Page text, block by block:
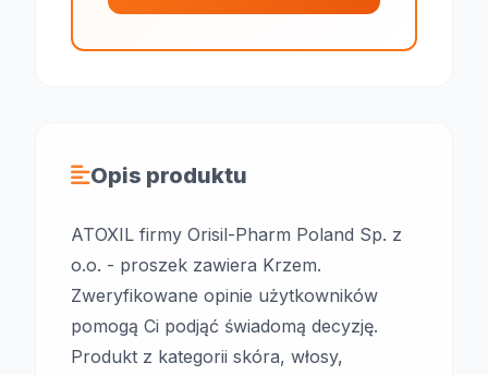
Opis produktu
ATOXIL firmy Orisil-Pharm Poland Sp. z
o.o. - proszek zawiera Krzem.
Zweryfikowane opinie użytkowników
pomogą Ci podjąć świadomą decyzję.
Produkt z kategorii skóra, włosy,